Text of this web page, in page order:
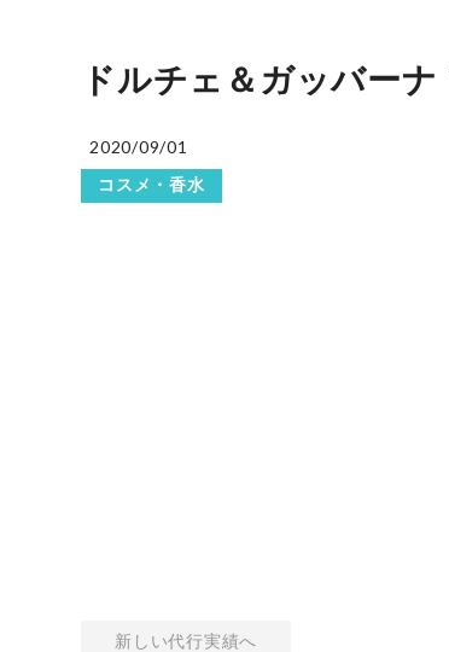
ドルチェ＆ガッバー
2020/09/01
コスメ・香水
新しい代行実績へ